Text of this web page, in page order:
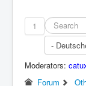
1
Moderators:
Forum